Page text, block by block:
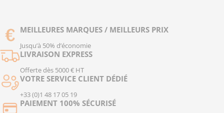
Refonte de surface
Réparation localisée ou complète
Décoration de carrosseries automobiles
Grâce à leursformules innovantes
Autocolor permettent :
D'optimiser la viscosité de la peinture, du vernis ou de
MEILLEURES MARQUES / MEILLEURS PRIX
Jusqu’à 50% d’économie
LIVRAISON EXPRESS
Offerte dès 5000 € HT
VOTRE SERVICE CLIENT DÉDIÉ
+33 (0)1 48 17 05 19
PAIEMENT 100% SÉCURISÉ